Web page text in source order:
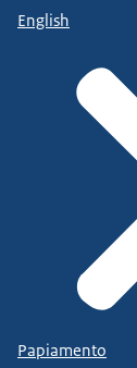
English
Papiamento